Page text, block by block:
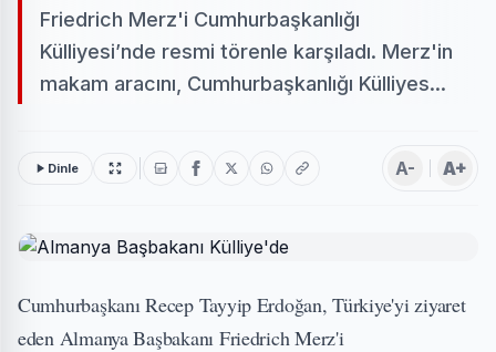
Friedrich Merz'i Cumhurbaşkanlığı
Külliyesi’nde resmi törenle karşıladı. Merz'in
makam aracını, Cumhurbaşkanlığı Külliyes...
Dinle A- A+
Cumhurbaşkanı Recep Tayyip Erdoğan, Türkiye'yi ziyaret
eden Almanya Başbakanı Friedrich Merz'i